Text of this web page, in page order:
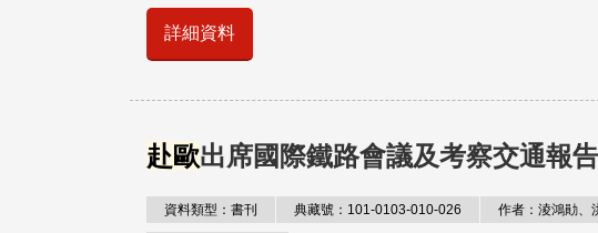
詳細資料
赴歐出席國際鐵路會議及考察交通報告
資料類型：書刊 典藏號：101-0103-010-026 作者：淩鴻勛、